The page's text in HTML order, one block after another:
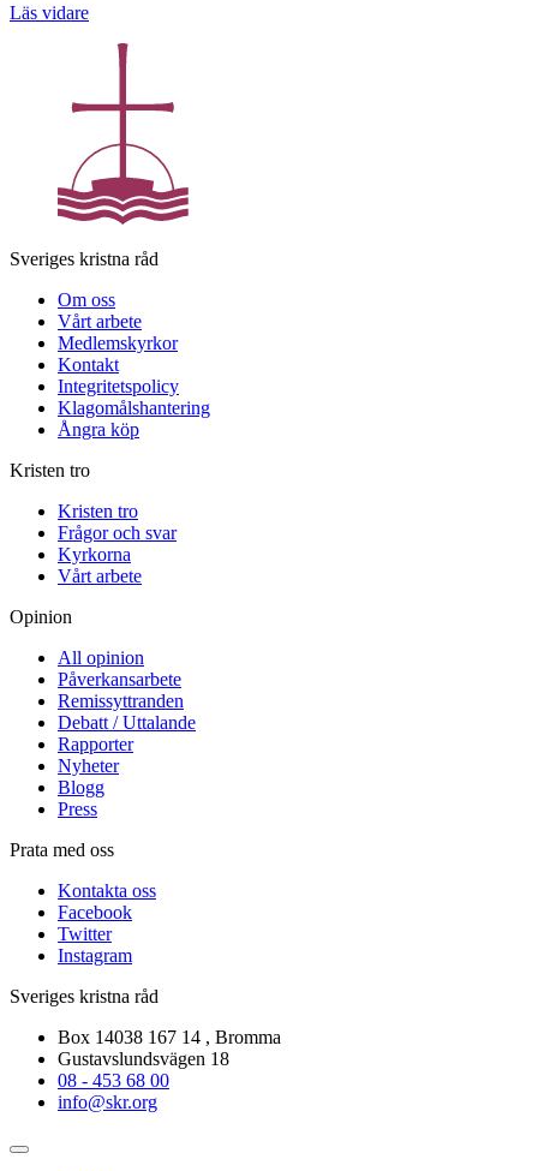
Läs vidare
Sveriges kristna råd
Om oss
Vårt arbete
Medlemskyrkor
Kontakt
Integritetspolicy
Klagomålshantering
Ångra köp
Kristen tro
Kristen tro
Frågor och svar
Kyrkorna
Vårt arbete
Opinion
All opinion
Påverkansarbete
Remissyttranden
Debatt / Uttalande
Rapporter
Nyheter
Blogg
Press
Prata med oss
Kontakta oss
Facebook
Twitter
Instagram
Sveriges kristna råd
Box 14038 167 14 , Bromma
Gustavslundsvägen 18
08 - 453 68 00
info@skr.org